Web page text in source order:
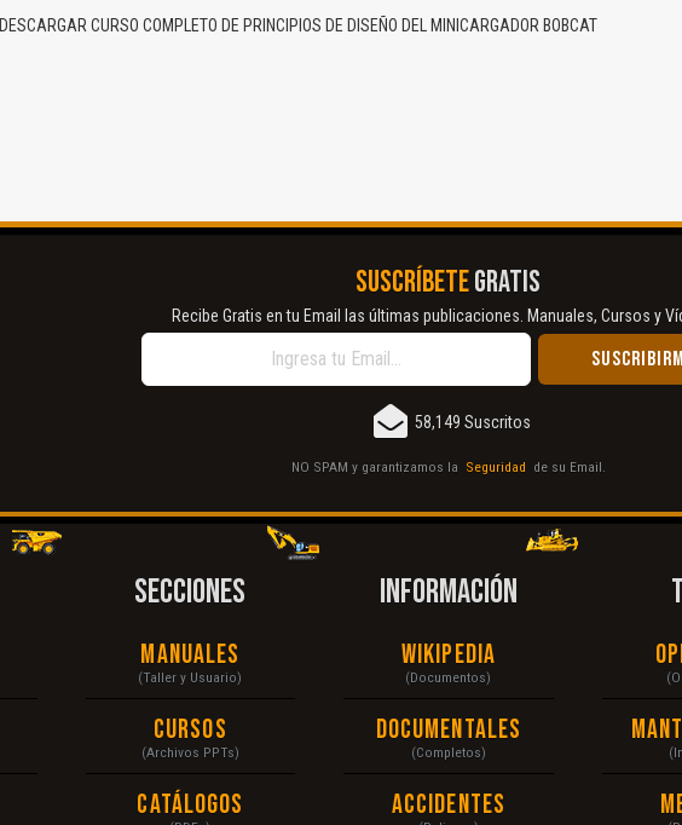
DESCARGAR CURSO COMPLETO DE PRINCIPIOS DE DISEÑO DEL MINICARGADOR BOBCAT
SUSCRÍBETEGRATIS
Recibe Gratis en tu Email las últimas publicaciones. Manuales, Cursos y
58,149 Suscritos
NO SPAM y garantizamos la Seguridad de su Email.
SECCIONES
Manuales
(Taller y Usuario)
Cursos
(Archivos PPTs)
Catálogos
INFORMACIÓN
Wikipedia
(Documentos)
Documentales
(Completos)
Accidentes